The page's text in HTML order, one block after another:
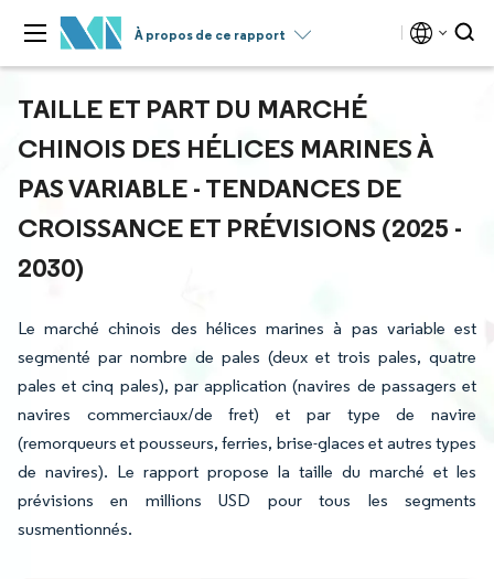
À propos de ce rapport
TAILLE ET PART DU MARCHÉ
CHINOIS DES HÉLICES MARINES À
PAS VARIABLE - TENDANCES DE
CROISSANCE ET PRÉVISIONS (2025 -
2030)
Le marché chinois des hélices marines à pas variable est
segmenté par nombre de pales (deux et trois pales, quatre
pales et cinq pales), par application (navires de passagers et
navires commerciaux/de fret) et par type de navire
(remorqueurs et pousseurs, ferries, brise-glaces et autres types
de navires). Le rapport propose la taille du marché et les
prévisions en millions USD pour tous les segments
susmentionnés.